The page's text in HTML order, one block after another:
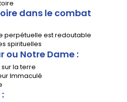
dans le combat
perpétuelle est redoutable
spirituelles
ou Notre Dame :
la terre
Immaculé